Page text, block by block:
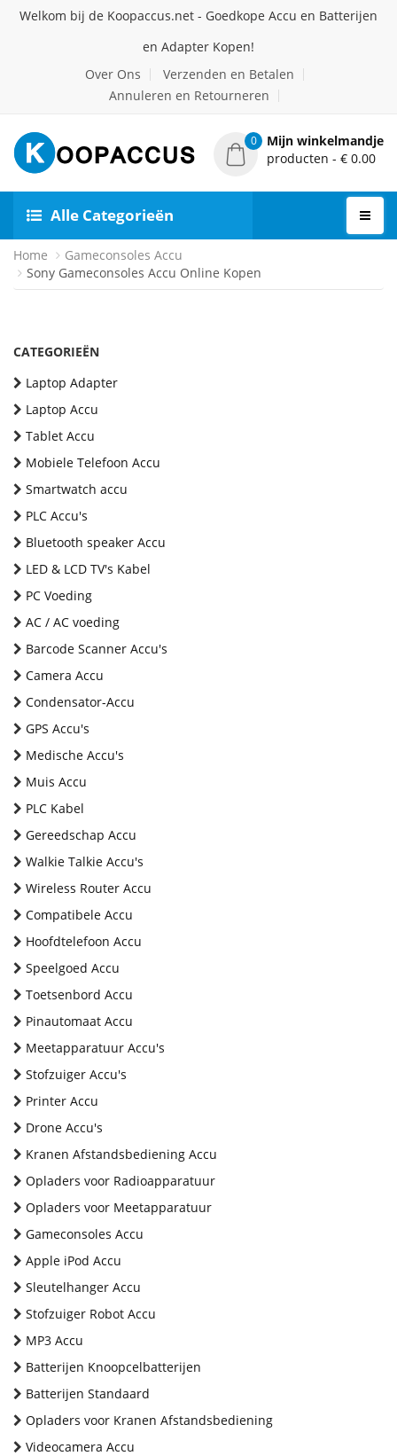
Welkom bij de Koopaccus.net - Goedkope Accu en Batterijen
en Adapter Kopen!
Over Ons
Verzenden en Betalen
Annuleren en Retourneren
0
Mijn winkelmandje
producten - € 0.00
Alle Categorieën
Home
Gameconsoles Accu
Sony Gameconsoles Accu Online Kopen
CATEGORIEËN
Laptop Adapter
Laptop Accu
Tablet Accu
Mobiele Telefoon Accu
Smartwatch accu
PLC Accu's
Bluetooth speaker Accu
LED & LCD TV's Kabel
PC Voeding
AC / AC voeding
Barcode Scanner Accu's
Camera Accu
Condensator-Accu
GPS Accu's
Medische Accu's
Muis Accu
PLC Kabel
Gereedschap Accu
Walkie Talkie Accu's
Wireless Router Accu
Compatibele Accu
Hoofdtelefoon Accu
Speelgoed Accu
Toetsenbord Accu
Pinautomaat Accu
Meetapparatuur Accu's
Stofzuiger Accu's
Printer Accu
Drone Accu's
Kranen Afstandsbediening Accu
Opladers voor Radioapparatuur
Opladers voor Meetapparatuur
Gameconsoles Accu
Apple iPod Accu
Sleutelhanger Accu
Stofzuiger Robot Accu
MP3 Accu
Batterijen Knoopcelbatterijen
Batterijen Standaard
Opladers voor Kranen Afstandsbediening
Videocamera Accu